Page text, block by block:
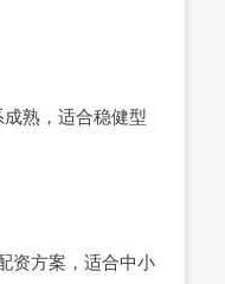
熟，适合稳健型
资方案，适合中小